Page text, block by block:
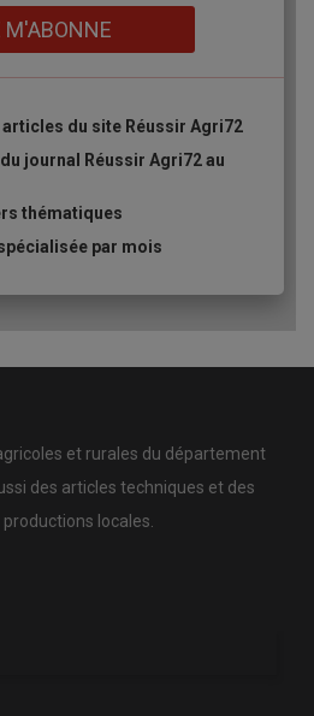
M'ABONNE
du site Réussir Agri72
journal Réussir Agri72 au
thématiques
par mois
et rurales du département
des articles techniques et des
locales.